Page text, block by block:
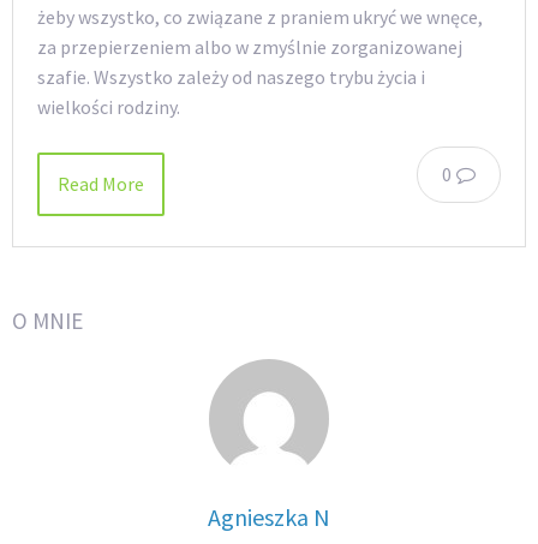
żeby wszystko, co związane z praniem ukryć we wnęce,
za przepierzeniem albo w zmyślnie zorganizowanej
szafie. Wszystko zależy od naszego trybu życia i
wielkości rodziny.
0
Read More
O MNIE
Agnieszka N